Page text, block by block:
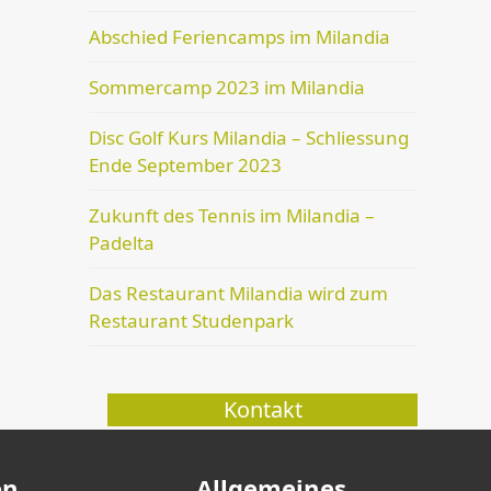
Abschied Feriencamps im Milandia
Sommercamp 2023 im Milandia
Disc Golf Kurs Milandia – Schliessung
Ende September 2023
Zukunft des Tennis im Milandia –
Padelta
Das Restaurant Milandia wird zum
Restaurant Studenpark
Kontakt